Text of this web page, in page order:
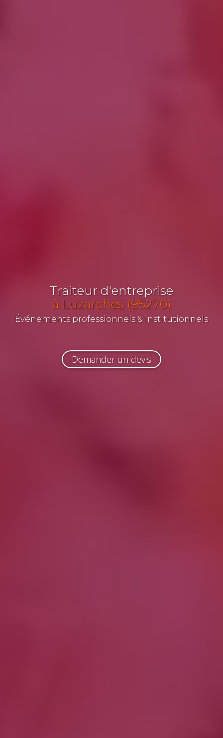
Traiteur d'entreprise
à Luzarches (95270)
Événements professionnels & institutionnels
Demander un devis